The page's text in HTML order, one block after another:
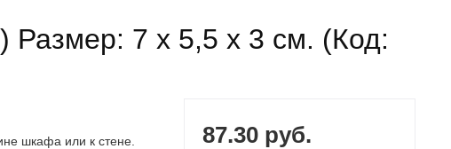
Размер: 7 х 5,5 х 3 см. (Код:
шкафа или к стене.
87.30 руб.